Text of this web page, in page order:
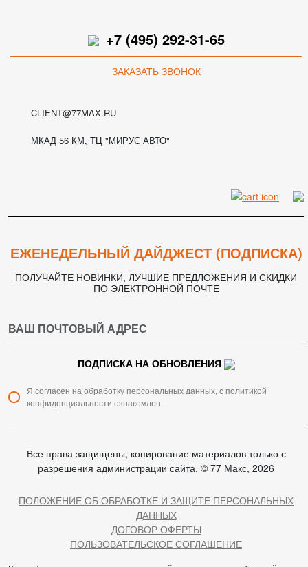
+7 (495) 292-31-65
ЗАКАЗАТЬ ЗВОНОК
CLIENT@77MAX.RU
МКАД 56 КМ, ТЦ "МИРУС АВТО"
ЕЖЕНЕДЕЛЬНЫЙ ДАЙДЖЕСТ (ПОДПИСКА)
ПОЛУЧАЙТЕ НОВИНКИ, ЛУЧШИЕ ПРЕДЛОЖЕНИЯ И СКИДКИ
ПО ЭЛЕКТРОННОЙ ПОЧТЕ
ПОДПИСКА НА ОБНОВЛЕНИЯ
Я согласен на обработку персональных данных, с политикой
конфиденциальности ознакомлен
Все права защищены, копирование материалов только с
разрешения администрации сайта. © 77 Макс, 2026
ПОЛОЖЕНИЕ ОБ ОБРАБОТКЕ И ЗАЩИТЕ ПЕРСОНАЛЬНЫХ
ДАННЫХ
ДОГОВОР ОФЕРТЫ
ПОЛЬЗОВАТЕЛЬСКОЕ СОГЛАШЕНИЕ